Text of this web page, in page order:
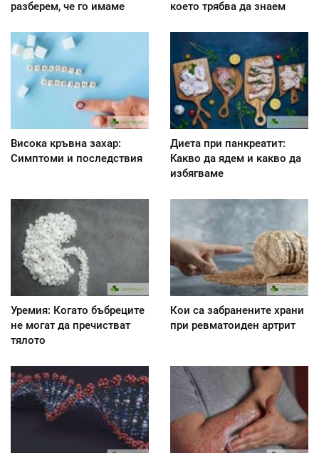
разберем, че го имаме което трябва да знаем
Висока кръвна захар:
Симптоми и последствия
Диета при панкреатит:
Kакво да ядем и какво да
избягваме
Уремия: Когато бъбреците
не могат да пречистват
тялото
Кои са забранените храни
при ревматоиден артрит